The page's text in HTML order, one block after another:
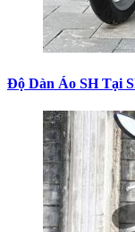
Độ Dàn Áo SH Tại